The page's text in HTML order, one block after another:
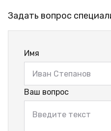
Задать вопрос
Имя
Ваш вопрос